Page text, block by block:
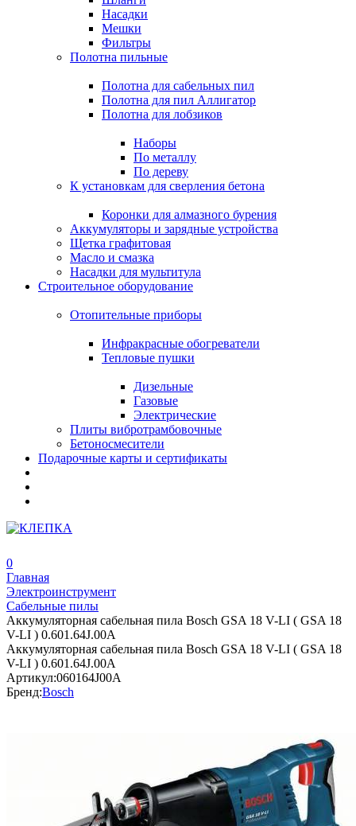
Насадки
Мешки
Фильтры
Полотна пильные
Полотна для сабельных пил
Полотна для пил Аллигатор
Полотна для лобзиков
Наборы
По металлу
По дереву
К установкам для сверления бетона
Коронки для алмазного бурения
Аккумуляторы и зарядные устройства
Щетка графитовая
Масло и смазка
Насадки для мультитула
Строительное оборудование
Отопительные приборы
Инфракрасные обогреватели
Тепловые пушки
Дизельные
Газовые
Электрические
Плиты вибротрамбовочные
Бетоносмесители
Подарочные карты и сертификаты
0
Главная
Электроинструмент
Сабельные пилы
Аккумуляторная сабельная пила Bosch GSA 18 V-LI ( GSA 18
V-LI ) 0.601.64J.00A
Аккумуляторная сабельная пила Bosch GSA 18 V-LI ( GSA 18
V-LI ) 0.601.64J.00A
Артикул:060164J00A
Бренд:Bosch